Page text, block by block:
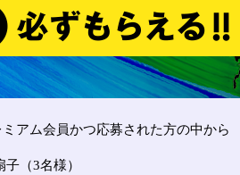
アム会員かつ応募された方の中から
（3名様）